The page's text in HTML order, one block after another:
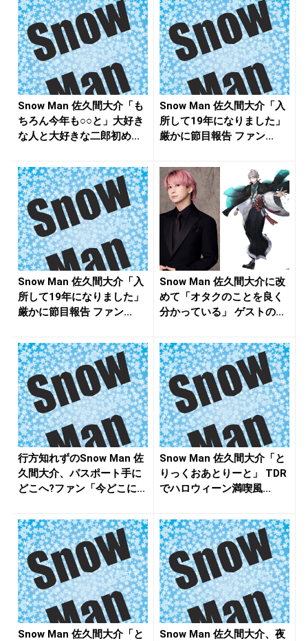
Snow Man 佐久間大介「も
ちろん今年も○○と」大好き
な人と大好きな二郎初め...
Snow Man 佐久間大介「入
所して19年になりました」
厳かに節目報告 ファン...
Snow Man 佐久間大介「入
所して19年になりました」
厳かに節目報告 ファン...
Snow Man 佐久間大介に改
めて「オタクのことを良く
分かっている」 ゲストの...
行方知れずのSnow Man 佐
久間大介、パスポート手に
どこへ?ファン「今どこに...
Snow Man 佐久間大介「と
りっくおあとりーと」 TDR
でハロウィーン満喫風...
Snow Man 佐久間大介「と
Snow Man 佐久間大介、夜